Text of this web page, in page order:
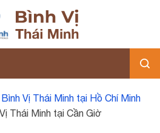
Vị Thái Minh tại Hồ Chí Minh
Thái Minh tại Cần Giờ